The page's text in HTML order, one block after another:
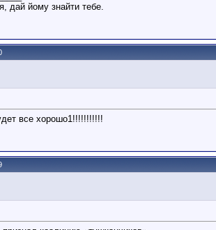
дай йому знайти тебе.
все хорошо1!!!!!!!!!!!